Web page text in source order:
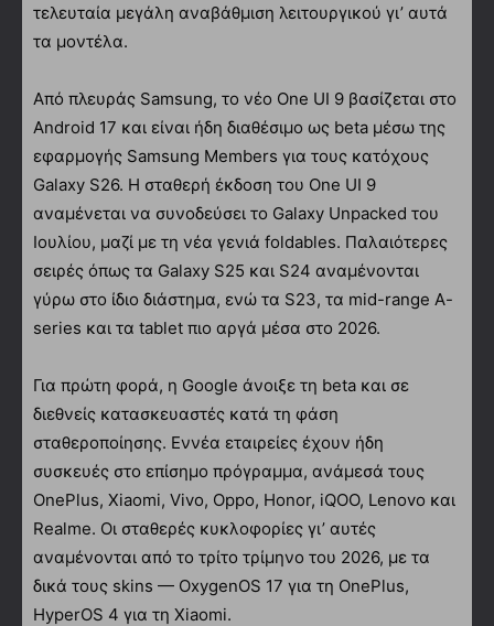
τελευταία μεγάλη αναβάθμιση λειτουργικού γι’ αυτά
τα μοντέλα.
Από πλευράς Samsung, το νέο One UI 9 βασίζεται στο
Android 17 και είναι ήδη διαθέσιμο ως beta μέσω της
εφαρμογής Samsung Members για τους κατόχους
Galaxy S26. Η σταθερή έκδοση του One UI 9
αναμένεται να συνοδεύσει το Galaxy Unpacked του
Ιουλίου, μαζί με τη νέα γενιά foldables. Παλαιότερες
σειρές όπως τα Galaxy S25 και S24 αναμένονται
γύρω στο ίδιο διάστημα, ενώ τα S23, τα mid-range A-
series και τα tablet πιο αργά μέσα στο 2026.
Για πρώτη φορά, η Google άνοιξε τη beta και σε
διεθνείς κατασκευαστές κατά τη φάση
σταθεροποίησης. Εννέα εταιρείες έχουν ήδη
συσκευές στο επίσημο πρόγραμμα, ανάμεσά τους
OnePlus, Xiaomi, Vivo, Oppo, Honor, iQOO, Lenovo και
Realme. Οι σταθερές κυκλοφορίες γι’ αυτές
αναμένονται από το τρίτο τρίμηνο του 2026, με τα
δικά τους skins — OxygenOS 17 για τη OnePlus,
HyperOS 4 για τη Xiaomi.